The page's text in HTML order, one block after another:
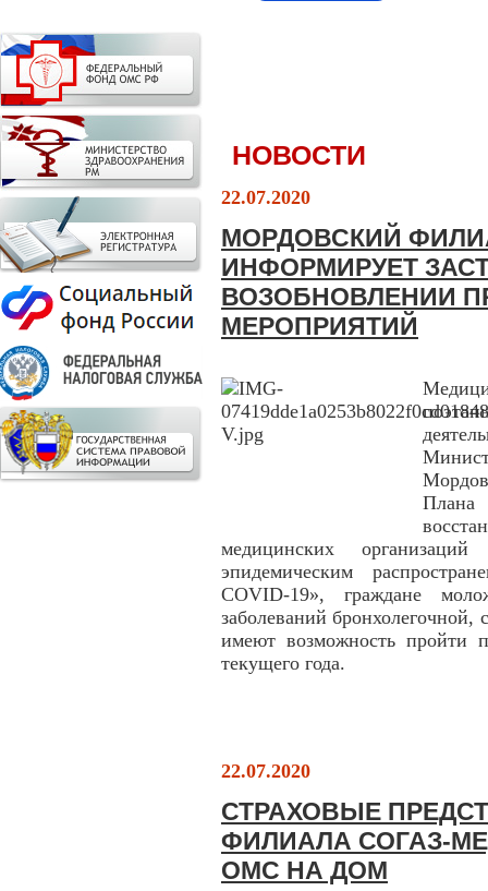
НОВОСТИ
22.07.2020
МОРДОВСКИЙ
ИНФОРМИРУЕТ
ВОЗОБНОВЛЕНИИ
МЕРОПРИЯТИЙ
медицинских
эпидемическим
COVID-19», граждане
заболеваний бронхолегочной,
имеют возможность пройти
текущего года.
22.07.2020
СТРАХОВЫЕ
ФИЛИАЛА СОГАЗ-
ОМС НА ДОМ